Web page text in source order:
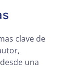
clave de
una